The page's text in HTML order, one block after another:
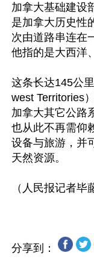
加拿大基础建设
是加拿大历史性
次由道路串连在
他指的是大西洋
这条长达145公
west Territories
加拿大其它公路
也从此不再需仰
设备与旅游，并
天然资源。
分享到：